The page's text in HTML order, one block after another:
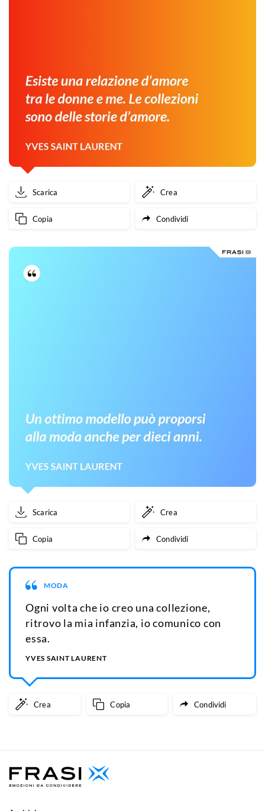
Scarica Crea
Copia Condividi
Scarica Crea
Copia Condividi
MODA
Ogni volta che io creo una collezione,
ritrovo la mia infanzia, io comunico con
essa.
YVES SAINT LAURENT
Crea Copia Condividi